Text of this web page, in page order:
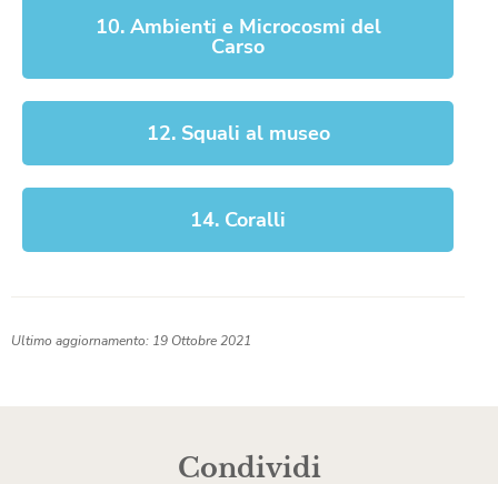
10. Ambienti e Microcosmi del
Carso
12. Squali al museo
14. Coralli
Ultimo aggiornamento: 19 Ottobre 2021
Condividi